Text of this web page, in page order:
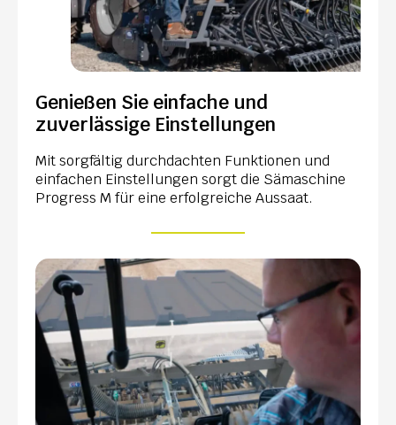
Genießen Sie einfache und
zuverlässige Einstellungen
Mit sorgfältig durchdachten Funktionen und
einfachen Einstellungen sorgt die Sämaschine
Progress M für eine erfolgreiche Aussaat.